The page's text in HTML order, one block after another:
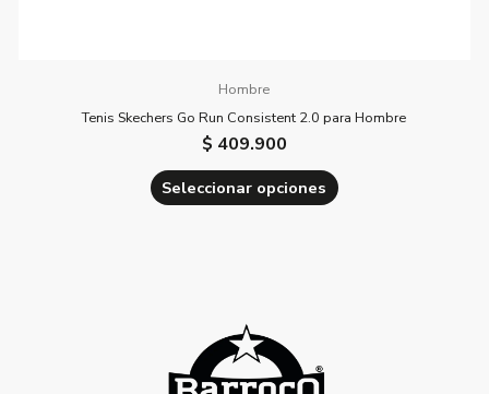
Hombre
Tenis Skechers Go Run Consistent 2.0 para Hombre
$ 409.900
Seleccionar opciones